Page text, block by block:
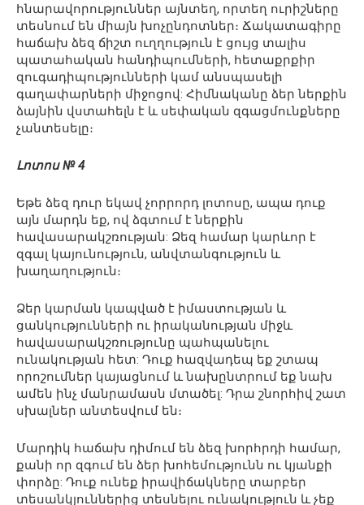
հնարավորություններ այնտեղ, որտեղ ուրիշները
տեսնում են միայն խոչընդոտներ։ Ճակատագիրը
հաճախ ձեզ ճիշտ ուղղություն է ցույց տալիս
պատահական հանդիպումների, հետաքրքիր
զուգադիպությունների կամ անսպասելի
գաղափարների միջոցով: Հիմնականը ձեր ներքին
ձայնին վստահելն է և սեփական զգացմունքները
չանտեսելը։
Լոտոս № 4
Եթե ձեզ դուր եկավ չորրորդ լոտոսը, ապա դուք
այն մարդն եք, ով ձգտում է ներքին
հավասարակշռության: Ձեզ համար կարևոր է
զգալ կայունություն, անվտանգություն և
խաղաղություն։
Ձեր կարման կապված է իմաստության և
ցանկությունների ու իրականության միջև
հավասարակշռությունը պահպանելու
ունակության հետ: Դուք հազվադեպ եք շտապ
որոշումներ կայացնում և նախընտրում եք նախ
ամեն ինչ մանրամասն մտածել: Դրա շնորհիվ շատ
սխալներ անտեսվում են։
Մարդիկ հաճախ դիմում են ձեզ խորհրդի համար,
քանի որ զգում են ձեր խոհեմությունն ու կյանքի
փորձը: Դուք ունեք իրավիճակները տարբեր
տեսանկյուններից տեսնելու ունակություն և չեք